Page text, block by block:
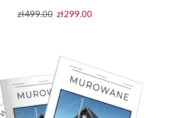
zł499.00 Pierwotna
zł499.00.
zł299.00